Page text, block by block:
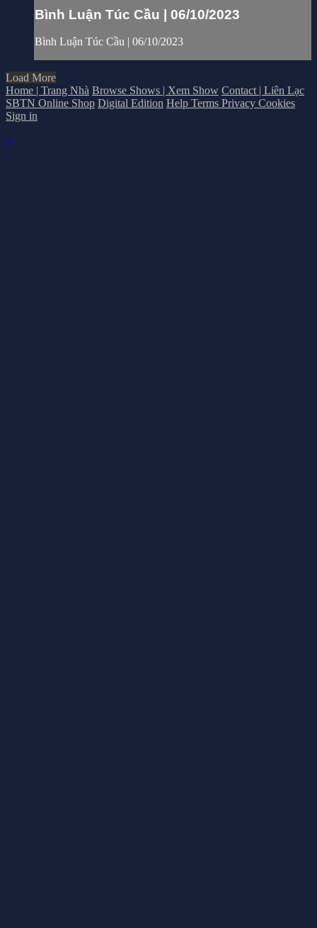
Bình Luận Túc Cầu | 06/10/2023
Bình Luận Túc Cầu | 06/10/2023
Load More
Home | Trang Nhà Browse Shows | Xem Show Contact | Liên Lạc
SBTN Online Shop Digital Edition Help Terms Privacy Cookies
Sign in
×